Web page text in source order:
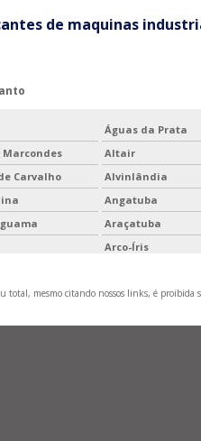
de maquinas
Águas da Prata
Altair
Carvalho Alvinlândia
Angatuba
Araçatuba
Arco-Íris
Bady Bassitt
mesmo citando nossos links, é